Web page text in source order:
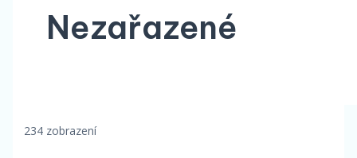
Nezařazené
234 zobrazení